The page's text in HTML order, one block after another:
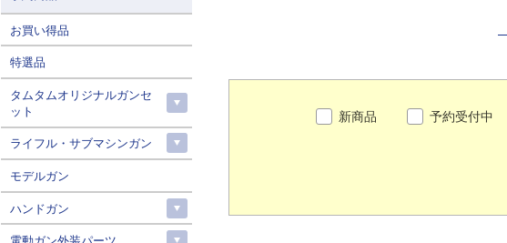
新商品 予約受付中
お買い得品
特選品
タムタムオリジナルガンセ
ット
ライフル・サブマシンガン
モデルガン
ハンドガン